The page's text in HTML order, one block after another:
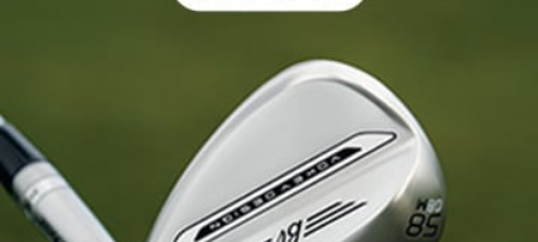
18 JUIL. 2026 | THE OPEN, TOUR 2
La pénalité infligée à Bryson
DeChambeau est-elle trop sévère ?
Les avis sont partagés